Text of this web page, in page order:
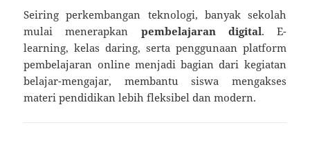
Seiring perkembangan teknologi, banyak sekolah
mulai menerapkan pembelajaran digital. E-
learning, kelas daring, serta penggunaan platform
pembelajaran online menjadi bagian dari kegiatan
belajar-mengajar, membantu siswa mengakses
materi pendidikan lebih fleksibel dan modern.